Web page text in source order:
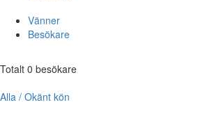
Vänner
Besökare
Totalt 0 besökare
Alla / Okänt kön